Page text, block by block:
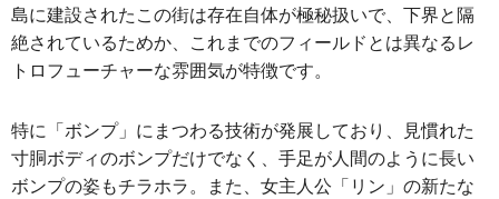
島に建設されたこの街は存在自体が極秘扱いで、下界と隔
絶されているためか、これまでのフィールドとは異なるレ
トロフューチャーな雰囲気が特徴です。
特に「ボンプ」にまつわる技術が発展しており、見慣れた
寸胴ボディのボンプだけでなく、手足が人間のように長い
ボンプの姿もチラホラ。また、女主人公「リン」の新たな